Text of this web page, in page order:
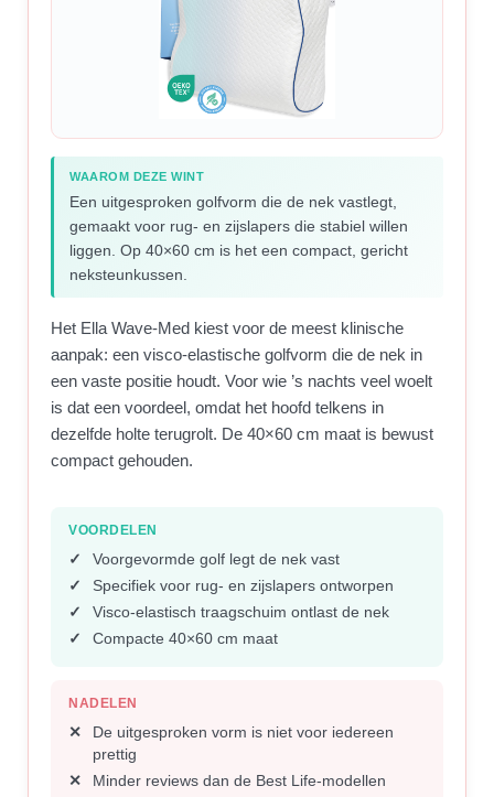
WAAROM DEZE WINT
Een uitgesproken golfvorm die de nek vastlegt,
gemaakt voor rug- en zijslapers die stabiel willen
liggen. Op 40×60 cm is het een compact, gericht
neksteunkussen.
Het Ella Wave-Med kiest voor de meest klinische
aanpak: een visco-elastische golfvorm die de nek in
een vaste positie houdt. Voor wie ’s nachts veel woelt
is dat een voordeel, omdat het hoofd telkens in
dezelfde holte terugrolt. De 40×60 cm maat is bewust
compact gehouden.
VOORDELEN
Voorgevormde golf legt de nek vast
Specifiek voor rug- en zijslapers ontworpen
Visco-elastisch traagschuim ontlast de nek
Compacte 40×60 cm maat
NADELEN
De uitgesproken vorm is niet voor iedereen
prettig
Minder reviews dan de Best Life-modellen